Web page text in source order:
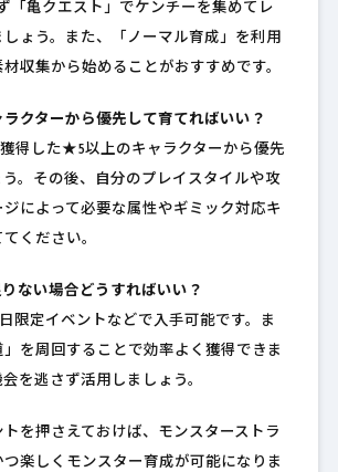
「亀クエスト」でケンチーを集めてレ
ょう。また、「ノーマル育成」を利用
材収集から始めることがおすすめです。
クターから優先して育てればいい？
得した★5以上のキャラクターから優先
う。その後、自分のプレイスタイルや攻
ジによって必要な属性やギミック対応キ
ください。
ない場合どうすればいい？
限定イベントなどで入手可能です。ま
を周回することで効率よく獲得できま
を逃さず活用しましょう。
トを押さえておけば、モンスターストラ
楽しくモンスター育成が可能になりま